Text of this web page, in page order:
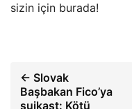
sizin için burada!
← Slovak
Başbakan Fico’ya
suikast: Kötü